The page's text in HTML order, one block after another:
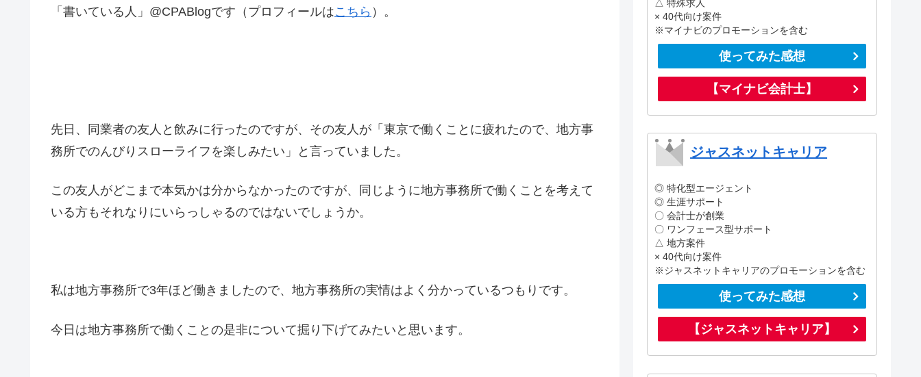
「書いている人」@CPABlogです（プロフィールはこちら ）。
先日、同業者の友人と飲みに行ったのですが、その友人が「東京で働くことに疲れたので、地方事
務所でのんびりスローライフを楽しみたい」と言っていました。
この友人がどこまで本気かは分からなかったのですが、同じように地方事務所で働くことを考えて
いる方もそれなりにいらっしゃるのではないでしょうか。
私は地方事務所で3年ほど働きましたので、地方事務所の実情はよく分かっているつもりです。
今日は地方事務所で働くことの是非について掘り下げてみたいと思います。
△ 特殊求人
× 40代向け案件
※マイナビのプロモーションを含む
使ってみた感想
【マイナビ会計士】
ジャスネットキャリア
◎ 特化型エージェント
◎ 生涯サポート
〇 会計士が創業
〇 ワンフェース型サポート
△ 地方案件
× 40代向け案件
※ジャスネットキャリアのプロモーションを含む
使ってみた感想
【ジャスネットキャリア】